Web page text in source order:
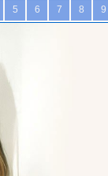
5 6 7 8 9